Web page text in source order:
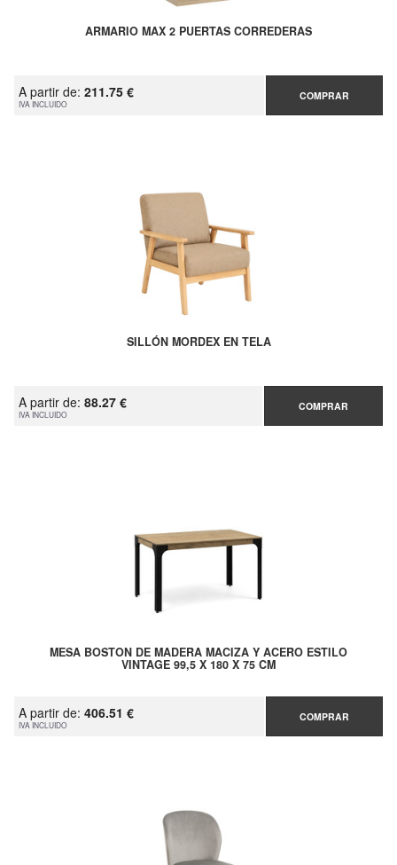
ARMARIO MAX 2 PUERTAS CORREDERAS
A partir de: 211.75 €
IVA INCLUIDO
COMPRAR
SILLÓN MORDEX EN TELA
A partir de: 88.27 €
IVA INCLUIDO
COMPRAR
MESA BOSTON DE MADERA MACIZA Y ACERO ESTILO
VINTAGE 99,5 X 180 X 75 CM
A partir de: 406.51 €
IVA INCLUIDO
COMPRAR